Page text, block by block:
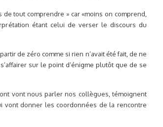
tout comprendre » car «moins on comprend,
étant celui de verser le discours du
de zéro comme si rien n’avait été fait, de ne
sur le point d’énigme plutôt que de se
vont nous parler nos collègues, témoignent
vont donner les coordonnées de la rencontre